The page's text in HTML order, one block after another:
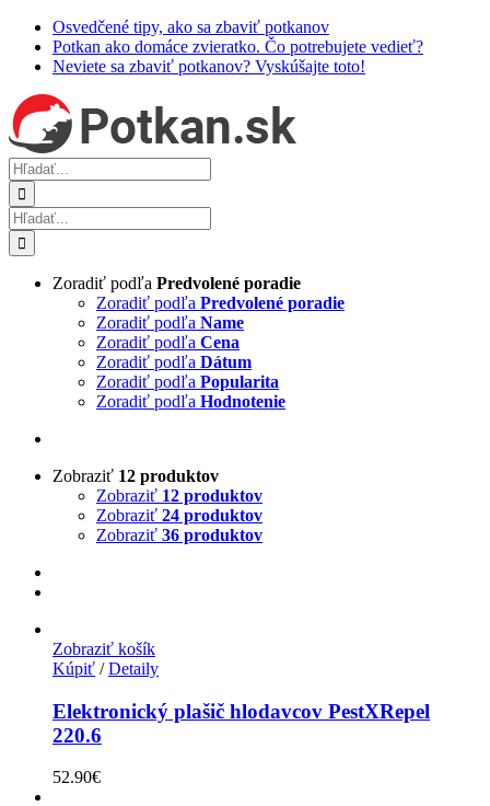
Skip
content
Osvedčené tipy, ako sa zbaviť potkanov
Potkan ako domáce zvieratko. Čo potrebujete vedieť?
Neviete sa zbaviť potkanov? Vyskúšajte toto!
Hľadať:
Hľadať:
Zoradiť podľa Predvolené poradie
Zoradiť podľa Predvolené poradie
Zoradiť podľa Name
Zoradiť podľa Cena
Zoradiť podľa Dátum
Zoradiť podľa Popularita
Zoradiť podľa Hodnotenie
Zobraziť 12 produktov
Zobraziť 12 produktov
Zobraziť 24 produktov
Zobraziť 36 produktov
Zobraziť košík
Kúpiť / Detaily
Elektronický plašič hlodavcov PestXRepel
220.6
52.90€